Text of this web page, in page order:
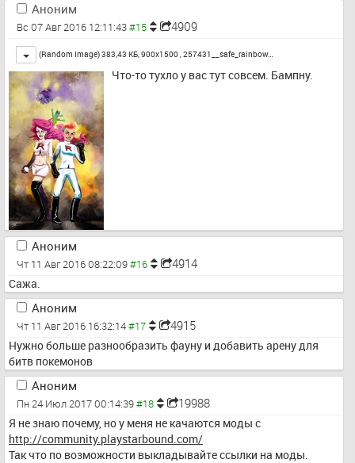
Аноним
Вс 07 Авг 2016 12:11:43 4909
Toggle
(Random Image) 383,43 КБ, 900x1500 ,257431__safe_rainbow…
Что-то тухло у вас тут совсем. Бампну.
Аноним
Чт 11 Авг 2016 08:22:09 4914
Сажа.
Аноним
Чт 11 Авг 2016 16:32:14 4915
Нужно больше разнообразить фауну и добавить арену для
битв покемонов
Аноним
Пн 24 Июл 2017 00:14:39 19988
http://community.playstarbound.com/
Так что по возможности выкладывайте ссылки на моды.